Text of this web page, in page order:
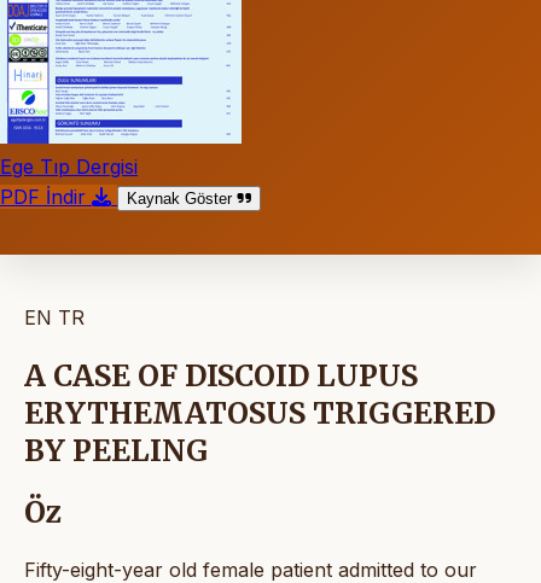
Ege Tıp Dergisi
PDF İndir
Kaynak Göster
EN TR
A CASE OF DISCOID LUPUS
ERYTHEMATOSUS TRIGGERED
BY PEELING
Öz
Fifty-eight-year old female patient admitted to our